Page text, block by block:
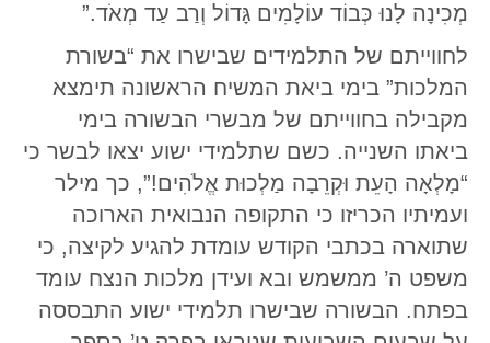
מְכִינָה לָנוּ כְּבוֹד עוֹלָמִים גָּדוֹל וְרַב עַד מְאֹד.”
לחווייתם של התלמידים שבישרו את “בשורת
המלכות” בימי ביאת המשיח הראשונה תימצא
מקבילה בחווייתם של מבשרי הבשורה בימי
ביאתו השנייה. כשם שתלמידי ישוע יצאו לבשר כי
“מָלְאָה הָעֵת וּקְרֵבָה מַלְכוּת אֱלֹהִים!”, כך מילר
ועמיתיו הכריזו כי התקופה הנבואית הארוכה
שתוארה בכתבי הקודש עומדת להגיע לקיצה, כי
משפט ה’ ממשמש ובא ועידן מלכות הנצח עומד
בפתח. הבשורה שבישרו תלמידי ישוע התבססה